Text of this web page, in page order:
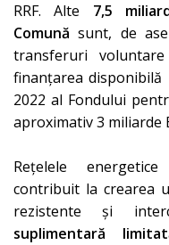
RRF. Alte 7,5
Comună sunt, de
transferuri
finanțarea
2022 al Fondului
aproximativ 3 miliarde
Rețelele
contribuit la crearea
rezistente și
suplimentară